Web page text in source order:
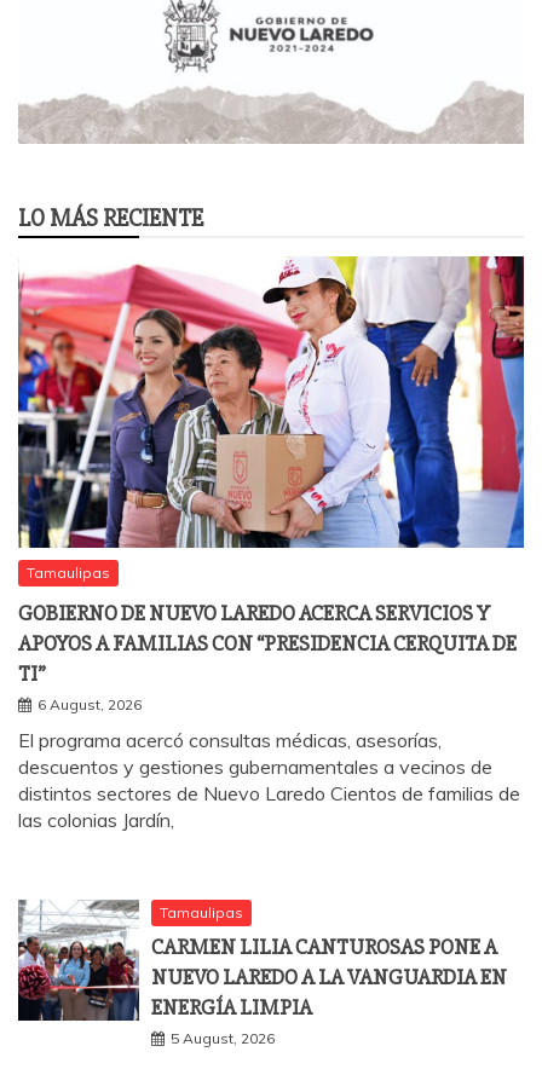
LO MÁS RECIENTE
Tamaulipas
GOBIERNO DE NUEVO LAREDO ACERCA SERVICIOS Y
APOYOS A FAMILIAS CON “PRESIDENCIA CERQUITA DE
TI”
6 August, 2026
El programa acercó consultas médicas, asesorías,
descuentos y gestiones gubernamentales a vecinos de
distintos sectores de Nuevo Laredo Cientos de familias de
las colonias Jardín,
Tamaulipas
CARMEN LILIA CANTUROSAS PONE A
NUEVO LAREDO A LA VANGUARDIA EN
ENERGÍA LIMPIA
5 August, 2026